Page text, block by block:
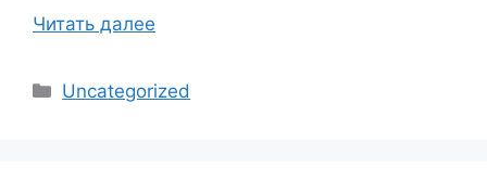
Читать далее
Рубрики
Uncategorized